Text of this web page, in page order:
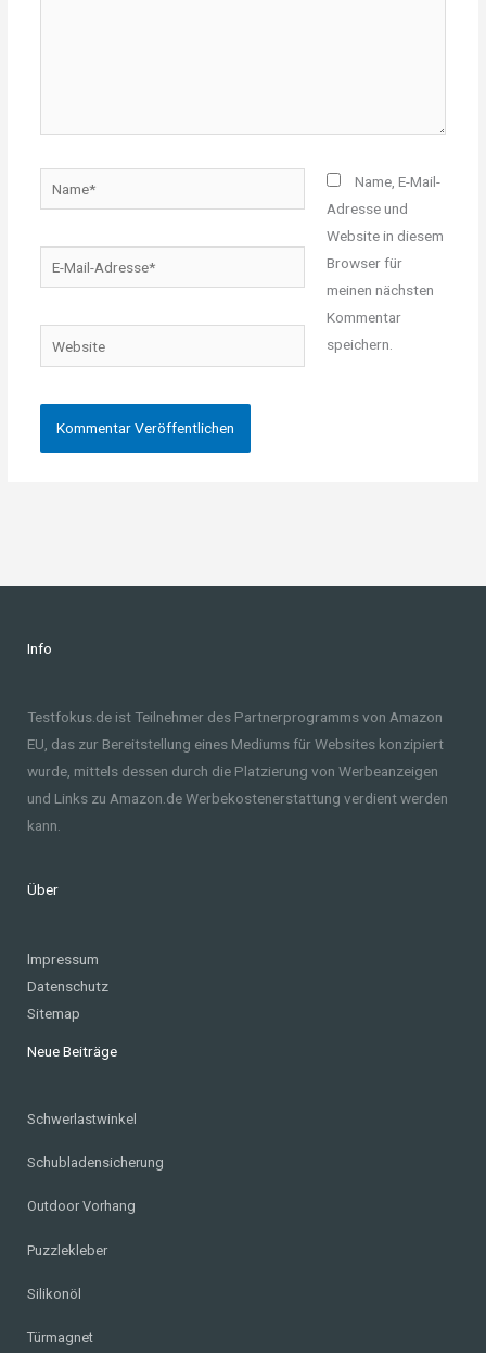
Mail-
Website
Name, E-Mail-
Adresse und
Website in diesem
Browser für
meinen nächsten
Kommentar
speichern.
Info
Testfokus.de ist Teilnehmer des Partnerprogramms von Amazon
EU, das zur Bereitstellung eines Mediums für Websites konzipiert
wurde, mittels dessen durch die Platzierung von Werbeanzeigen
und Links zu Amazon.de Werbekostenerstattung verdient werden
kann.
Über
Impressum
Datenschutz
Sitemap
Neue Beiträge
Schwerlastwinkel
Schubladensicherung
Outdoor Vorhang
Puzzlekleber
Silikonöl
Türmagnet